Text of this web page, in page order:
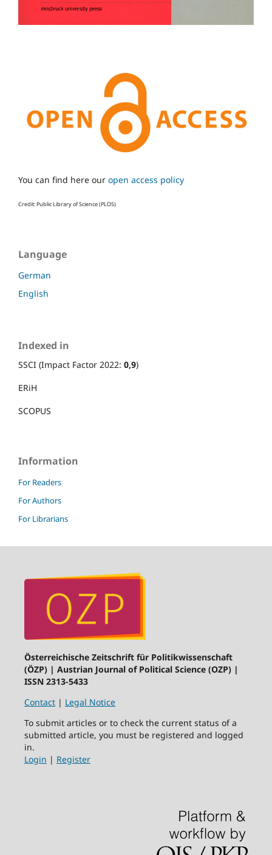
You can find here our open access policy
Credit: Public Library of Science (PLOS)
Language
German
English
Indexed in
SSCI (Impact Factor 2022: 0,9)
ERiH
SCOPUS
Information
For Readers
For Authors
For Librarians
Österreichische Zeitschrift für Politikwissenschaft
(ÖZP) | Austrian Journal of Political Science (OZP) |
ISSN 2313-5433
Contact| Legal Notice
To submit articles or to check the current status of a
submitted article, you must be registered and logged
in.
Login | Register